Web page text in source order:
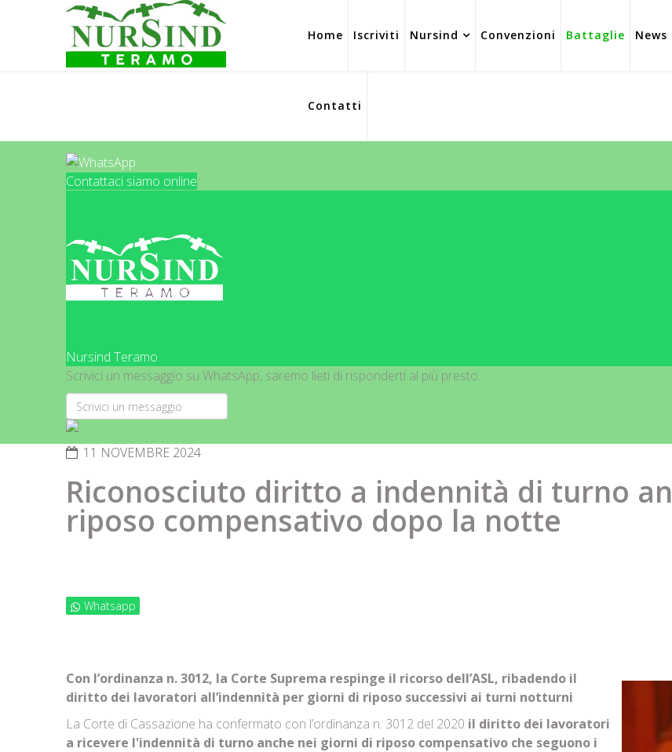
Home Iscriviti Nursind Convenzioni Battaglie News
Contatti
Contattaci siamo online
Nursind Teramo
Scrivici un messaggio su WhatsApp, saremo lieti di risponderti al più presto.
11 NOVEMBRE 2024
Riconosciuto diritto a indennità di turno
riposo compensativo dopo la notte
Whatsapp
Con l’ordinanza n. 3012, la Corte Suprema respinge il ricorso dell’ASL, ribadendo il
diritto dei lavoratori all’indennità per giorni di riposo successivi ai turni notturni
La Corte di Cassazione ha confermato con l’ordinanza n. 3012 del 2020 il diritto dei lavoratori
a ricevere l'indennità di turno anche nei giorni di riposo compensativo che seguono i